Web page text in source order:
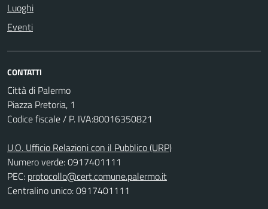
Luoghi
Eventi
CONTATTI
Città di Palermo
Piazza Pretoria, 1
Codice fiscale / P. IVA:80016350821
U.O. Ufficio Relazioni con il Pubblico (URP)
Numero verde: 0917401111
PEC: protocollo@cert.comune.palermo.it
Centralino unico: 0917401111